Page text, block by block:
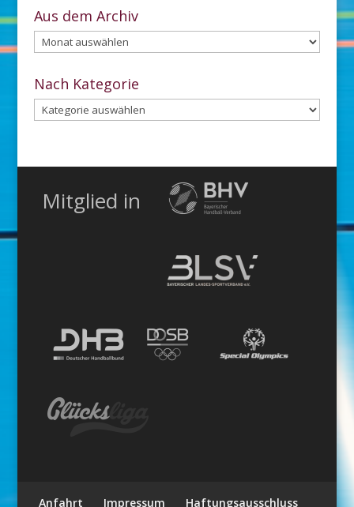
Aus dem Archiv
Aus
dem
Archiv
Nach Kategorie
Nach
Kategorie
Mitglied in
Anfahrt Impressum Haftungsausschluss